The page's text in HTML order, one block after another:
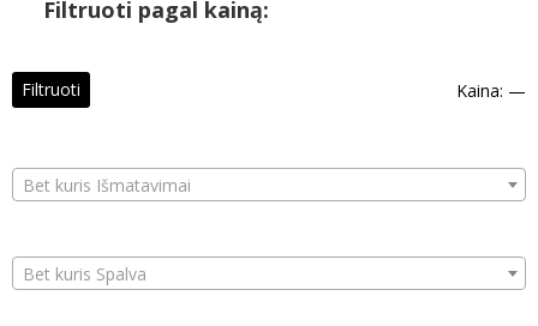
Filtruoti pagal kainą:
Filtruoti Kaina: —
Bet kuris Išmatavimai
Bet kuris Spalva